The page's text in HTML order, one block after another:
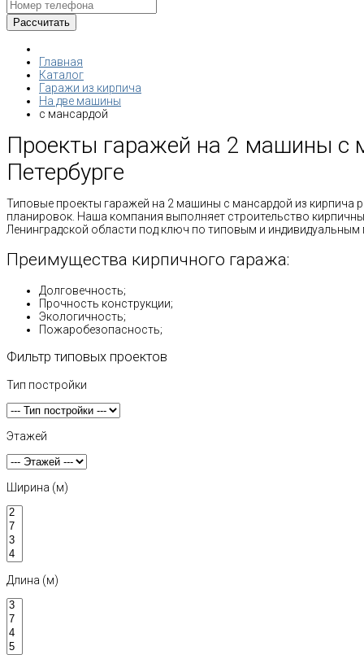
Главная
Каталог
Гаражи из кирпича
На две машины
с мансардой
Проекты гаражей на 2 машины с
Петербурге
Типовые проекты гаражей на 2 машины с мансардой из кирпича
планировок. Наша компания выполняет строительство
Ленинградской области под ключ по типовым и индивидуальным
Преимущества кирпичного гаража:
Долговечность;
Прочность конструкции;
Экологичность;
Пожаробезопасность;
Фильтр типовых проектов
Тип постройки
Этажей
Ширина (м)
Длина (м)